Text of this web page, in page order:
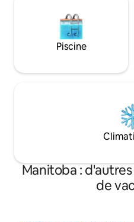
Piscine
Manitoba :
de